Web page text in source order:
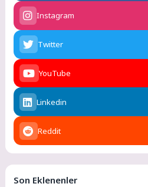
Instagram
Twitter
YouTube
Linkedin
Reddit
Son Eklenenler